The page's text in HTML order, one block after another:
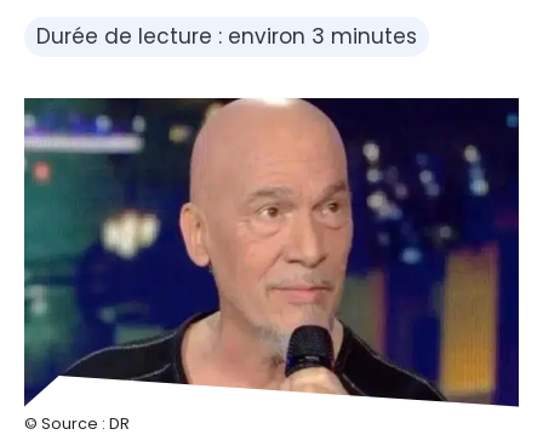
Durée de lecture : environ 3 minutes
© Source : DR